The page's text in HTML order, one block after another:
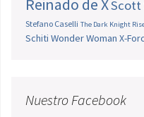
Reinado de XScott
Stefano Caselli The Dark Knight
Schiti Wonder Woman X-
Nuestro Facebook